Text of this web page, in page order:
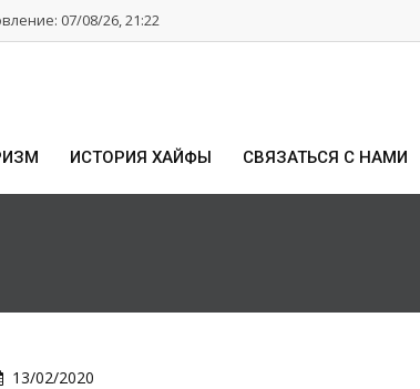
07/08/26, 21:22
ИСТОРИЯ ХАЙФЫ СВЯЗАТЬСЯ С НАМИ
13/02/2020